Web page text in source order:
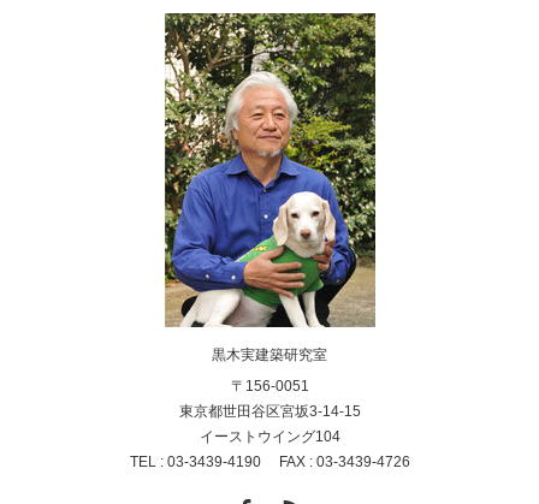
黒木実建築研究室
〒156-0051
東京都世田谷区宮坂3-14-15
イーストウイング104
TEL : 03-3439-4190 FAX : 03-3439-4726